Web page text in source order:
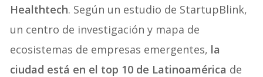
Healthtech. Según un estudio de StartupBlink,
un centro de investigación y mapa de
ecosistemas de empresas emergentes, la
ciudad está en el top 10 de Latinoamérica de